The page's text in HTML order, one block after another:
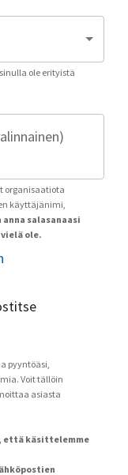
ole erityistä
organisaatiota
käyttäjänimi,
salasanaasi
ole.
pyyntöäsi,
Voit tällöin
asiasta
että käsittelemme